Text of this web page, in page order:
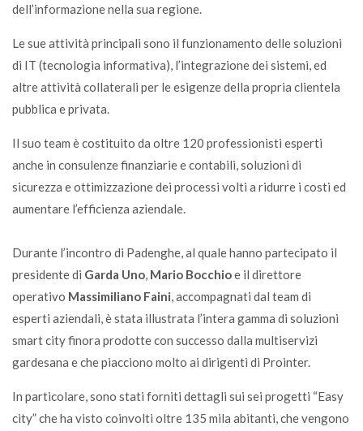
dell’informazione nella sua regione.
Le sue attività principali sono il funzionamento delle soluzioni
di IT (tecnologia informativa), l’integrazione dei sistemi, ed
altre attività collaterali per le esigenze della propria clientela
pubblica e privata.
Il suo team è costituito da oltre 120 professionisti esperti
anche in consulenze finanziarie e contabili, soluzioni di
sicurezza e ottimizzazione dei processi volti a ridurre i costi ed
aumentare l’efficienza aziendale.
Durante l’incontro di Padenghe, al quale hanno partecipato il
presidente di Garda Uno, Mario Bocchioe il direttore
operativo Massimiliano Faini, accompagnati dal team di
esperti aziendali, è stata illustrata l’intera gamma di soluzioni
smart city finora prodotte con successo dalla multiservizi
gardesana e che piacciono molto ai dirigenti di Prointer.
In particolare, sono stati forniti dettagli sui sei progetti “Easy
city” che ha visto coinvolti oltre 135 mila abitanti, che vengono